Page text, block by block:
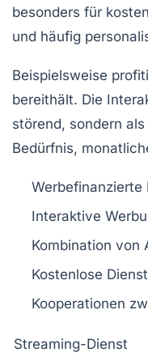
besonders für
und häufig
Beispielsweise
bereithält. Die
störend, sondern
Bedürfnis,
Werbefinanzierte
Interaktive
Kombination von
Kostenlose
Kooperationen
Streaming-Dienst